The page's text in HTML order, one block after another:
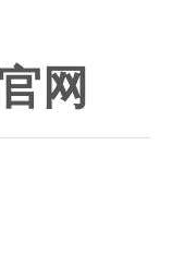
网